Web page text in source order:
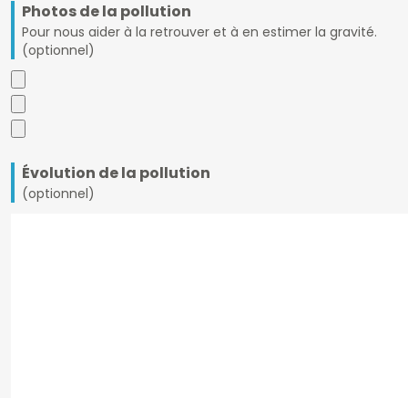
Photos de la pollution
Pour nous aider à la retrouver et à en estimer la gravité.
(optionnel)
Évolution de la pollution
(optionnel)